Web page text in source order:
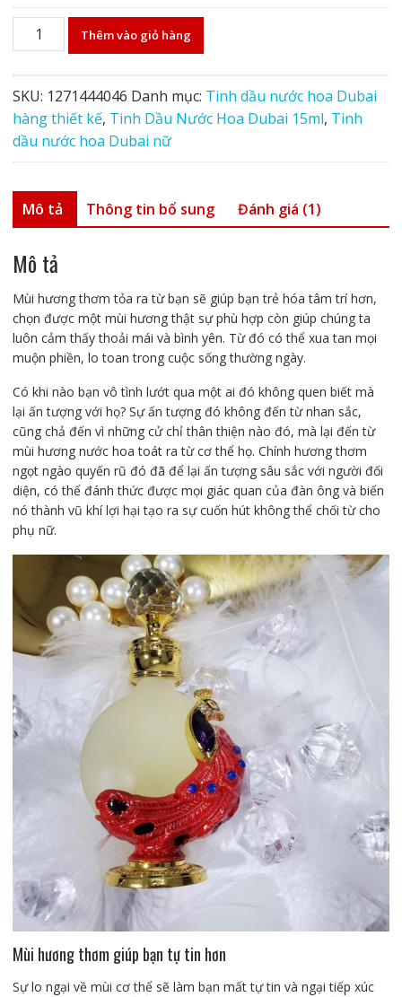
Dầu
thơm
Dubai
con
công
15ml
số
Thêm vào giỏ hàng
SKU: 1271444046 Danh mục: Tinh dầu nước hoa Dubai
hàng thiết kế, Tinh Dầu Nước Hoa Dubai 15ml, Tinh
dầu nước hoa Dubai nữ
Mô tả Thông tin bổ sung Đánh giá (1)
Mô tả
Mùi hương thơm tỏa ra từ bạn sẽ giúp bạn trẻ hóa tâm trí hơn,
chọn được một mùi hương thật sự phù hợp còn giúp chúng ta
luôn cảm thấy thoải mái và bình yên. Từ đó có thể xua tan mọi
muộn phiền, lo toan trong cuộc sống thường ngày.
Có khi nào bạn vô tình lướt qua một ai đó không quen biết mà
lại ấn tượng với họ? Sự ấn tượng đó không đến từ nhan sắc,
cũng chả đến vì những cử chỉ thân thiện nào đó, mà lại đến từ
mùi hương nước hoa toát ra từ cơ thể họ. Chính hương thơm
ngọt ngào quyến rũ đó đã để lại ấn tượng sâu sắc với người đối
diện, có thể đánh thức được mọi giác quan của đàn ông và biến
nó thành vũ khí lợi hại tạo ra sự cuốn hút không thể chối từ cho
phụ nữ.
Mùi hương thơm giúp bạn tự tin hơn
Sự lo ngại về mùi cơ thể sẽ làm bạn mất tự tin và ngại tiếp xúc